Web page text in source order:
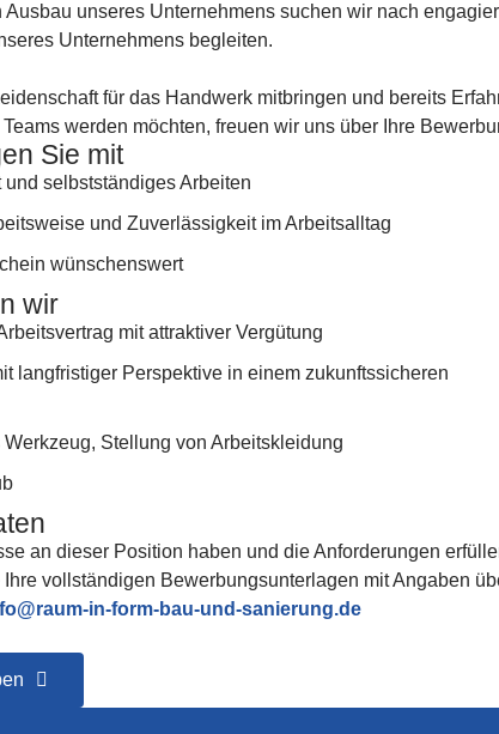
Ausbau unseres Unternehmens suchen wir nach
Unternehmens begleiten.
für das Handwerk mitbringen und bereits
werden möchten, freuen wir uns über Ihre
Sie mit
und selbstständiges Arbeiten
und Zuverlässigkeit im Arbeitsalltag
wünschenswert
wir
mit attraktiver Vergütung
langfristiger Perspektive in einem zukunftssicheren
Stellung von Arbeitskleidung
an dieser Position haben und die Anforderungen
vollständigen Bewerbungsunterlagen mit Angaben
in-form-bau-und-sanierung.de